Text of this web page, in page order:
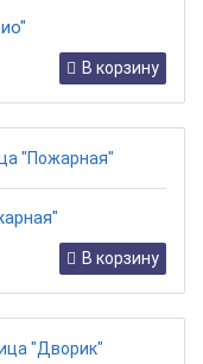
В корзину
В корзину